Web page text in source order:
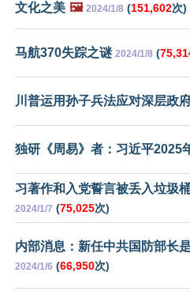
文化之美 🖼️ 2024/1/8 (151,602次)
马航370失踪之谜 2024/1/8 (
川普运用孙子兵法应对深层政
独研《周易》者：习近平2025
习著作和入党誓言被丢入垃圾
2024/1/7 (75,025次)
内部消息：新任中共国防部长
2024/1/6 (66,950次)